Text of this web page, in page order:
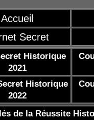
Accueil
Secret
Historique
2021
Historique
2022
de la Réussite